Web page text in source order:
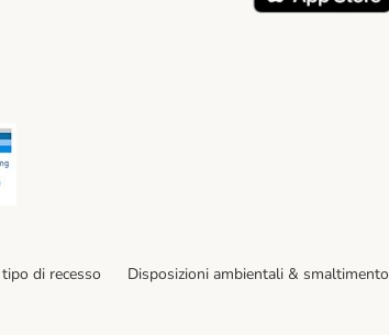
di recesso Disposizioni ambientali & smaltimento